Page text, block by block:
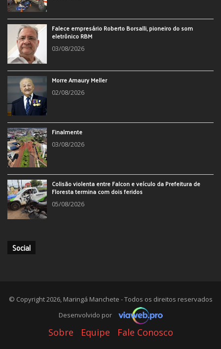
Falece empresário Roberto Borsalli, pioneiro do som
eletrônico RBM
03/08/2026
Morre Amaury Meller
02/08/2026
Finalmente
03/08/2026
Colisão violenta entre Falcon e veículo da Prefeitura de
Floresta termina com dois feridos
05/08/2026
Social
© Copyright 2026, Maringá Manchete - Todos os direitos reservados
Desenvolvido por
Sobre Equipe Fale Conosco